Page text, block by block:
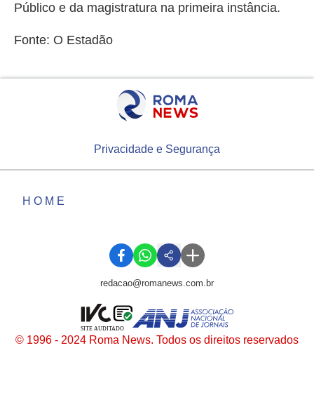
Público e da magistratura na primeira instância.
Fonte: O Estadão
Privacidade e Segurança
HOME
redacao@romanews.com.br
© 1996 - 2024 Roma News. Todos os direitos reservados
SITE AUDITADO